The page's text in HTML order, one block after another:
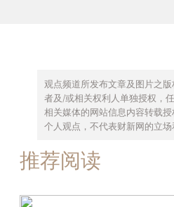
观点频道所发布文章及图片之
者及/或相关权利人单独授权，
相关媒体的网站信息内容转载
个人观点，不代表财新网的立场
推荐阅读